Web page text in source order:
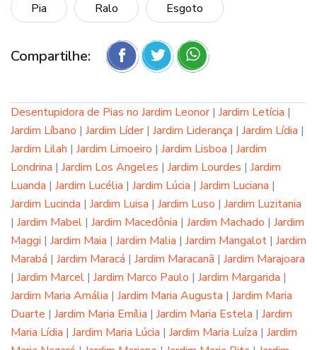
Pia Ralo Esgoto
Compartilhe:
Desentupidora de Pias no Jardim Leonor| Jardim Letícia |
Jardim Líbano | Jardim Líder| Jardim Liderança | Jardim Lídia |
Jardim Lilah | Jardim Limoeiro | Jardim Lisboa | Jardim
Londrina | Jardim Los Angeles | Jardim Lourdes | Jardim
Luanda | Jardim Lucélia | Jardim Lúcia | Jardim Luciana |
Jardim Lucinda | Jardim Luisa | Jardim Luso | Jardim Luzitania
| Jardim Mabel | Jardim Macedônia | Jardim Machado | Jardim
Maggi | Jardim Maia | Jardim Malia | Jardim Mangalot | Jardim
Marabá | Jardim Maracá | Jardim Maracanã | Jardim Marajoara
| Jardim Marcel | Jardim Marco Paulo | Jardim Margarida |
Jardim Maria Amália | Jardim Maria Augusta | Jardim Maria
Duarte | Jardim Maria Emília | Jardim Maria Estela | Jardim
Maria Lídia | Jardim Maria Lúcia | Jardim Maria Luíza | Jardim